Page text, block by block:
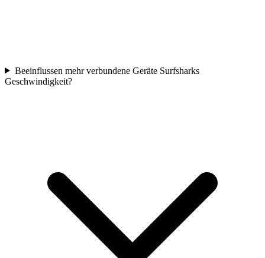
Beeinflussen mehr verbundene Geräte Surfsharks
Geschwindigkeit?